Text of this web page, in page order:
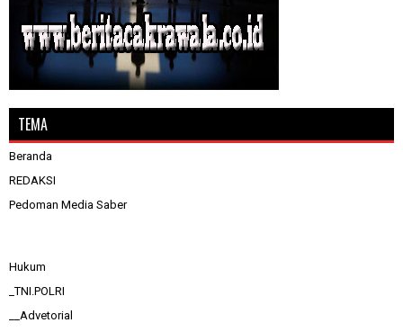
TEMA
Beranda
REDAKSI
Pedoman Media Saber
Hukum
_TNI.POLRI
__Advetorial